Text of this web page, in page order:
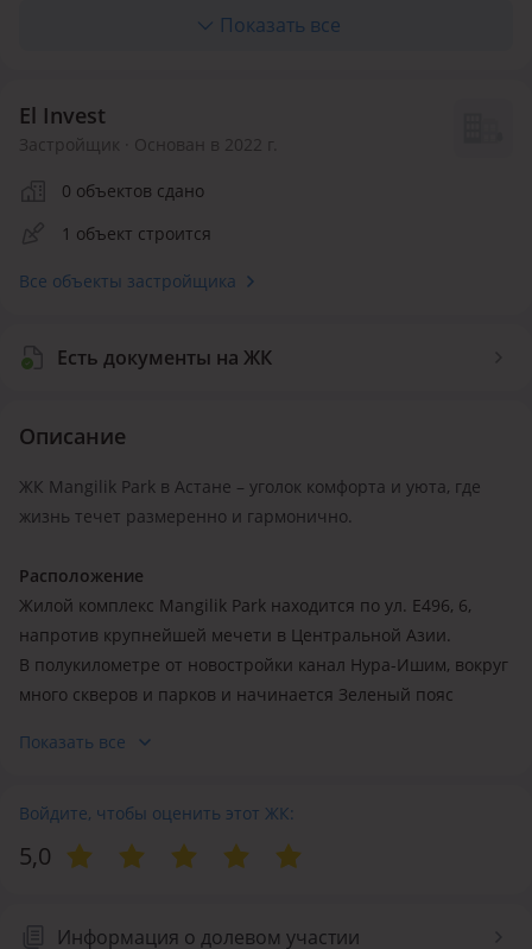
Количество квартир 20
Инфраструктура внутри ЖК
Детская площадка
Показать все
El Invest
Застройщик · Основан в 2022 г.
0 объектов сдано
1 объект строится
Все объекты застройщика
Есть документы на ЖК
Описание
ЖК Mangilik Park в Астане – уголок комфорта и уюта, где
жизнь течет размеренно и гармонично.
Расположение
Жилой комплекс Mangilik Park находится по ул. Е496, 6,
напротив крупнейшей мечети в Центральной Азии.
В полукилометре от новостройки канал Нура-Ишим, вокруг
много скверов и парков и начинается Зеленый пояс
современной инфраструктурой сделают жизнь в комплексе
В нескольких десятках метрах расположен детский сад
лицей №88, магазины хозтоваров, круглосуточные
Показать все
Войдите, чтобы оценить этот ЖК:
5,0
Информация о долевом участии